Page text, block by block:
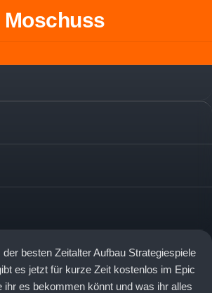
Moschuss
besten Zeitalter Aufbau Strategiespiele
es jetzt für kurze Zeit kostenlos im Epic
ihr es bekommen könnt und was ihr alles